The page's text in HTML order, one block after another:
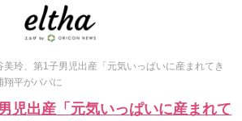
美玲、第1子男児出産「元気いっぱいに産まれてき
翔平がパパに
児出産「元気いっぱいに産まれて